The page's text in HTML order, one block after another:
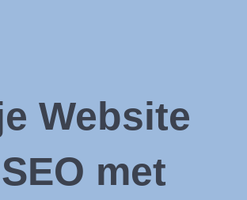
Website
met